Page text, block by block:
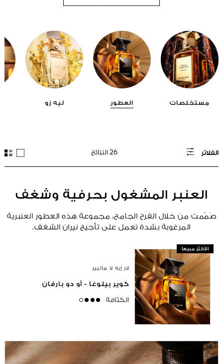
مستخلصات العطور ليه زو
الفلاتر 26 النتائج
العنبر المشغول بحرفية وشغف
صُمّمت من خلال الفرح الجامح، مجموعة هذه العطور العنبرية
المرغوبة بشدة تعمل على تأجيج نيران الشغف.
الأكثر مبيعاً
لار إيه لا ماتيير
كوير بيلوغا - أو دو بارفان
الكثافةhigh